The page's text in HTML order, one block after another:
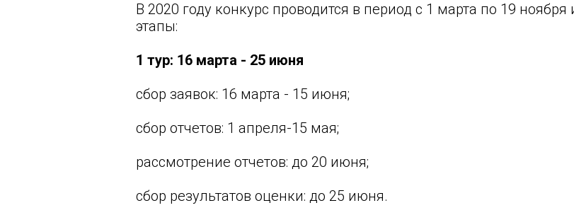
В 2020 году конкурс проводится в период с 1 марта по 19
этапы:
1 тур: 16 марта - 25 июня
сбор заявок: 16 марта - 15 июня;
сбор отчетов: 1 апреля-15 мая;
рассмотрение отчетов: до 20 июня;
сбор результатов оценки: до 25 июня.